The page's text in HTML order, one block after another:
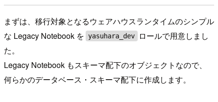
まずは、移行対象となるウェアハウスランタイムのシンプル
な Legacy Notebook を yasuhara_dev
ロールで用意しまし
た。
Legacy Notebook もスキーマ配下のオブジェクトなので、
何らかのデータベース・スキーマ配下に作成します。